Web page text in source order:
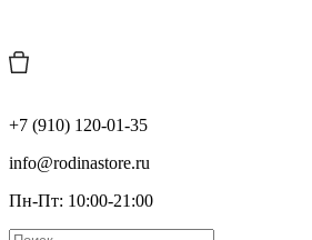
+7 (910) 120-01-35
info@rodinastore.ru
Пн-Пт: 10:00-21:00